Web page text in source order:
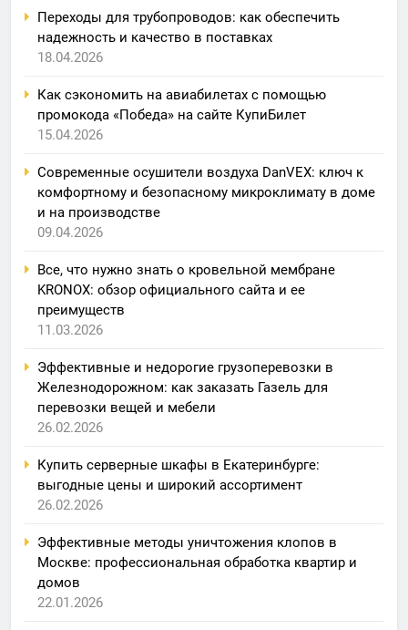
Переходы для трубопроводов: как обеспечить
надежность и качество в поставках
18.04.2026
Как сэкономить на авиабилетах с помощью
промокода «Победа» на сайте КупиБилет
15.04.2026
Современные осушители воздуха DanVEX: ключ к
комфортному и безопасному микроклимату в доме
и на производстве
09.04.2026
Все, что нужно знать о кровельной мембране
KRONOX: обзор официального сайта и ее
преимуществ
11.03.2026
Эффективные и недорогие грузоперевозки в
Железнодорожном: как заказать Газель для
перевозки вещей и мебели
26.02.2026
Купить серверные шкафы в Екатеринбурге:
выгодные цены и широкий ассортимент
26.02.2026
Эффективные методы уничтожения клопов в
Москве: профессиональная обработка квартир и
домов
22.01.2026